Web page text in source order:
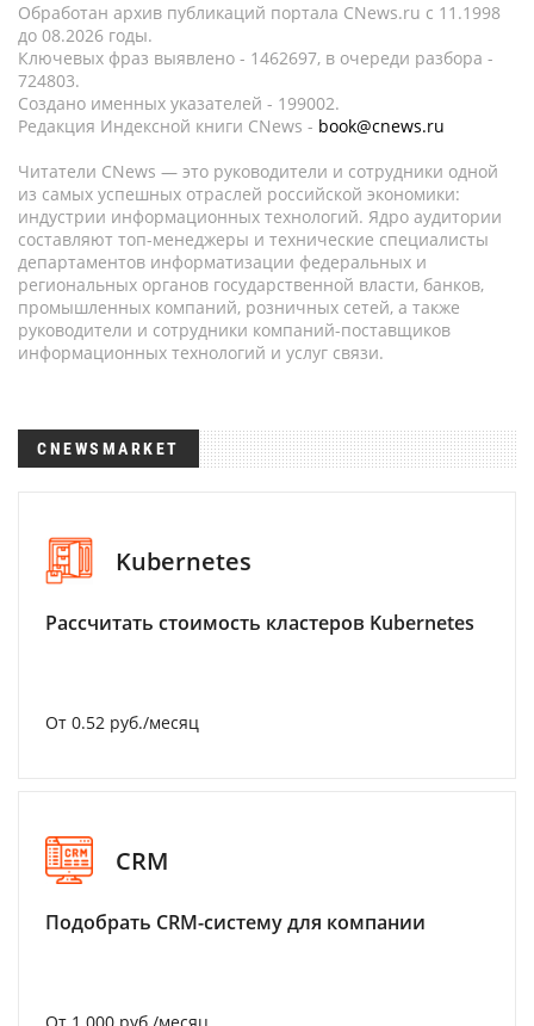
Обработан архив публикаций портала CNews.ru c 11.1998
до 08.2026 годы.
Ключевых фраз выявлено - 1462697, в очереди разбора -
724803.
Создано именных указателей - 199002.
Редакция Индексной книги CNews - book@cnews.ru
Читатели CNews — это руководители и сотрудники одной
из самых успешных отраслей российской экономики:
индустрии информационных технологий. Ядро аудитории
составляют топ-менеджеры и технические специалисты
департаментов информатизации федеральных и
региональных органов государственной власти, банков,
промышленных компаний, розничных сетей, а также
руководители и сотрудники компаний-поставщиков
информационных технологий и услуг связи.
CNEWSMARKET
Kubernetes
Рассчитать стоимость кластеров Kubernetes
От 0.52 руб./месяц
CRM
Подобрать CRM-систему для компании